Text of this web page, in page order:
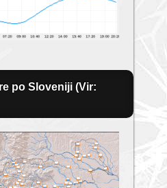
po Sloveniji (Vir: